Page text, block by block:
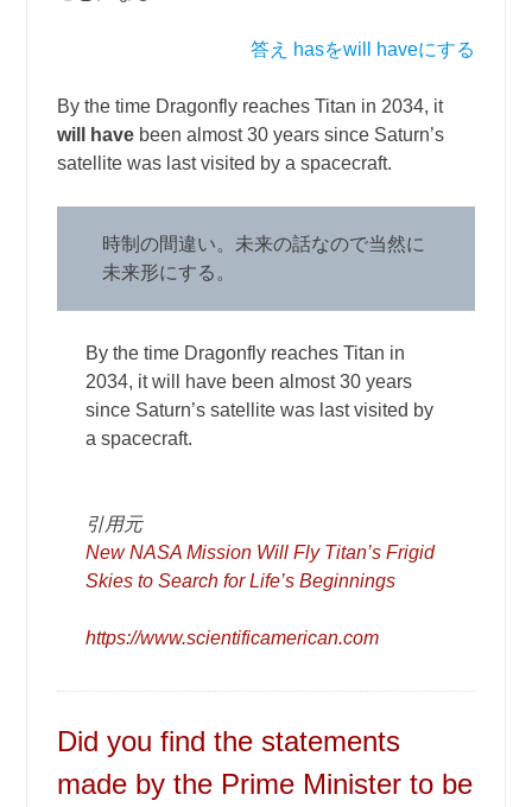
答え hasをwill haveにする
By the time Dragonfly reaches Titan in 2034, it
will have been almost 30 years since Saturn’s
satellite was last visited by a spacecraft.
時制の間違い。未来の話なので当然に
未来形にする。
By the time Dragonfly reaches Titan in
2034, it will have been almost 30 years
since Saturn’s satellite was last visited by
a spacecraft.
引用元
New NASA Mission Will Fly Titan’s Frigid
Skies to Search for Life’s Beginnings
https://www.scientificamerican.com
Did you find the statements
made by the Prime Minister to be